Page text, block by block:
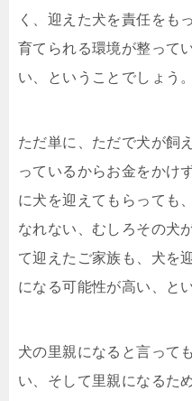
く、迎えた犬を責任をも
育てられる環境が整って
い、ということでしょう。
ただ単に、ただで犬が飼
っているからお金をかけ
に犬を迎えてもらっても
なれない、むしろその犬
て迎えたご家族も、犬を
になる可能性が高い、と
犬の里親になると言って
い、そして里親になるた